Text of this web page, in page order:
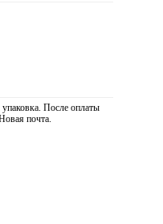
После оплаты
почта.